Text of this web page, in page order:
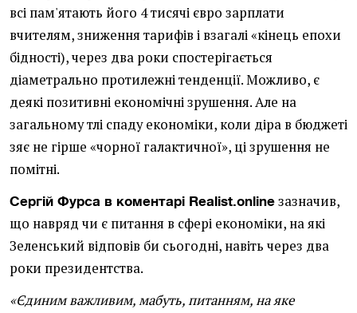
всі пам'ятають його 4 тисячі євро зарплати
вчителям, зниження тарифів і взагалі «кінець епохи
бідності), через два роки спостерігається
діаметрально протилежні тенденції. Можливо, є
деякі позитивні економічні зрушення. Але на
загальному тлі спаду економіки, коли діра в бюджеті
зяє не гірше «чорної галактичної», ці зрушення не
помітні.
Сергій Фурса в коментарі Realist.online зазначив,
що навряд чи є питання в сфері економіки, на які
Зеленський відповів би сьогодні, навіть через два
роки президентства.
«Єдиним важливим, мабуть, питанням, на яке